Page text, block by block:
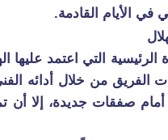
الأيام القادمة.
الرئيسية التي اعتمد عليها
من خلال أدائه
أمام صفقات جديدة، إلا أن